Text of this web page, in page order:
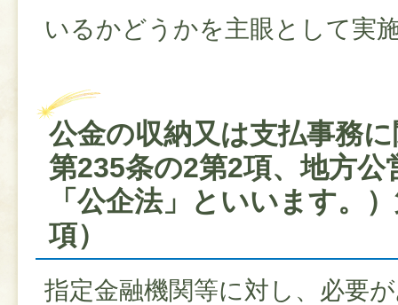
いるかどうかを主眼として実
公金の収納又は支払事務
第235条の2第2項、地方公
「公企法」といいます。
項）
指定金融機関等に対し、必要